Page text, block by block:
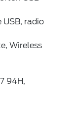
radio
Wireless
94H,